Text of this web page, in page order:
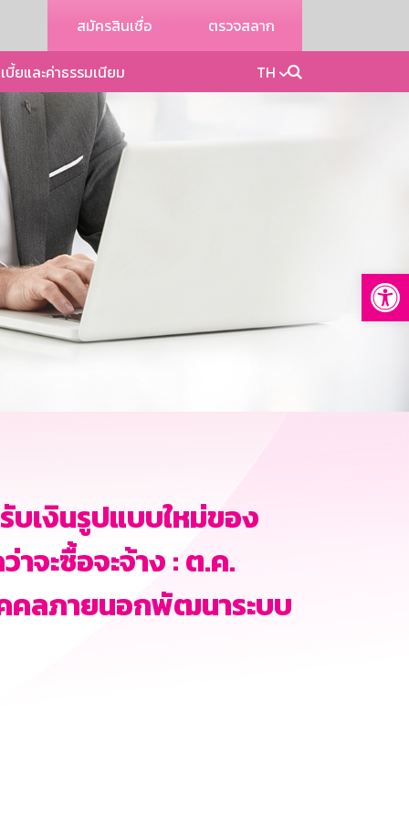
สมัครสินเชื่อ ตรวจสลาก
บี้ยและค่าธรรมเนียม TH
บเงินรูปแบบใหม่ของ
าจะซื้อจะจ้าง : ต.ค.
คลภายนอกพัฒนาระบบ